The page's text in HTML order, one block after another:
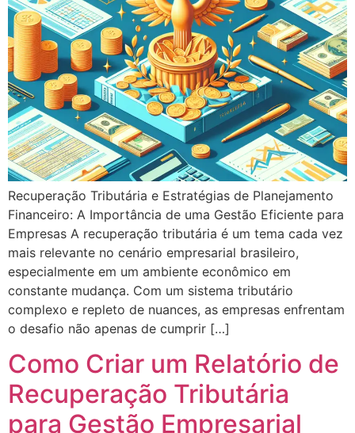
Recuperação Tributária e Estratégias de Planejamento
Financeiro: A Importância de uma Gestão Eficiente para
Empresas A recuperação tributária é um tema cada vez
mais relevante no cenário empresarial brasileiro,
especialmente em um ambiente econômico em
constante mudança. Com um sistema tributário
complexo e repleto de nuances, as empresas enfrentam
o desafio não apenas de cumprir […]
Como Criar um Relatório de
Recuperação Tributária
para Gestão Empresarial